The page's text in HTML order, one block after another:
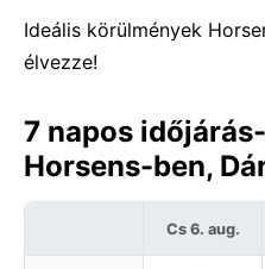
Ideális körülmények
élvezze!
7 napos
Horsens-ben,
Cs 6. aug.